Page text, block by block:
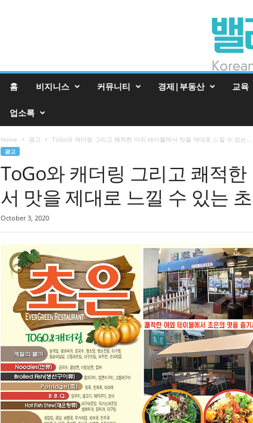
홈 비지니스 커뮤니티 경제|부동산 교육
업소록
Home 광고 ToGo와 캐더링 그리고 쾌적한 야외 테이블에서 맛을 제대로 느낄 수 있는...
광고
ToGo와 캐더링 그리고 쾌적
서 맛을 제대로 느낄 수 있는
October 3, 2020